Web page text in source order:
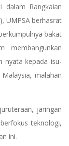
dalam Rangkaian
UMPSA berhasrat
bakat
membangunkan
nyata kepada isu-
malahan
jaringan
teknologi,
ini.